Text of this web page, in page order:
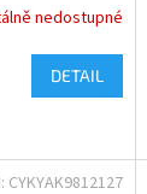
nedostupné
DETAIL
CYKYAK9812127